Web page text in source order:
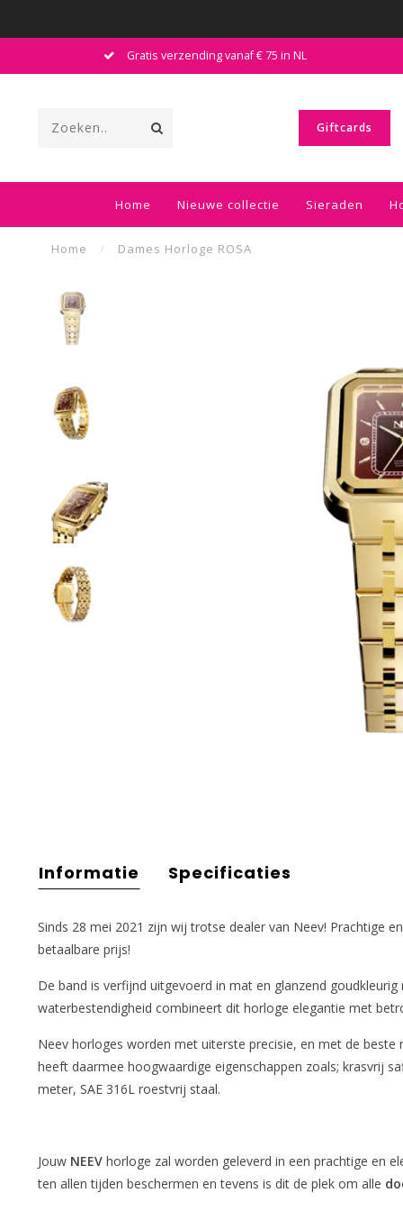
Gratis verzending vanaf € 75 in NL
Giftcards
Home Nieuwe collectie Sieraden
Home / Dames Horloge ROSA
Informatie Specificaties
Sinds 28 mei 2021 zijn wij trotse dealer van Neev! Prachtige
betaalbare prijs!
De band is verfijnd uitgevoerd in mat en glanzend
waterbestendigheid combineert dit horloge elegantie met
Neev horloges worden met uiterste precisie, en met de beste
heeft daarmee hoogwaardige eigenschappen zoals; krasvrij
meter, SAE 316L roestvrij staal.
Jouw NEEV horloge zal worden geleverd in een prachtige en
ten allen tijden beschermen en tevens is dit de plek om alle